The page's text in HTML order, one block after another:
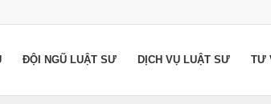
ĐỘI NGŨ LUẬT SƯ DỊCH VỤ LUẬT SƯ TƯ